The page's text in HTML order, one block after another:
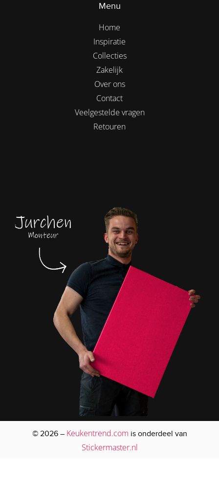
Menu
Home
Inspiratie
Collecties
Zakelijk
Over ons
Contact
Veelgestelde vragen
Retouren
© 2026 – Keukentrend.com is onderdeel van
Stickermaster.nl